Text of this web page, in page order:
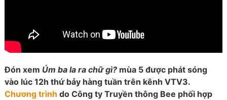
Đón xem Úm ba la ra chữ gì?mùa 5 được phát sóng
vào lúc 12h thứ bảy hàng tuần trên kênh VTV3.
Chương trình do Công ty Truyền thông Bee phối hợp